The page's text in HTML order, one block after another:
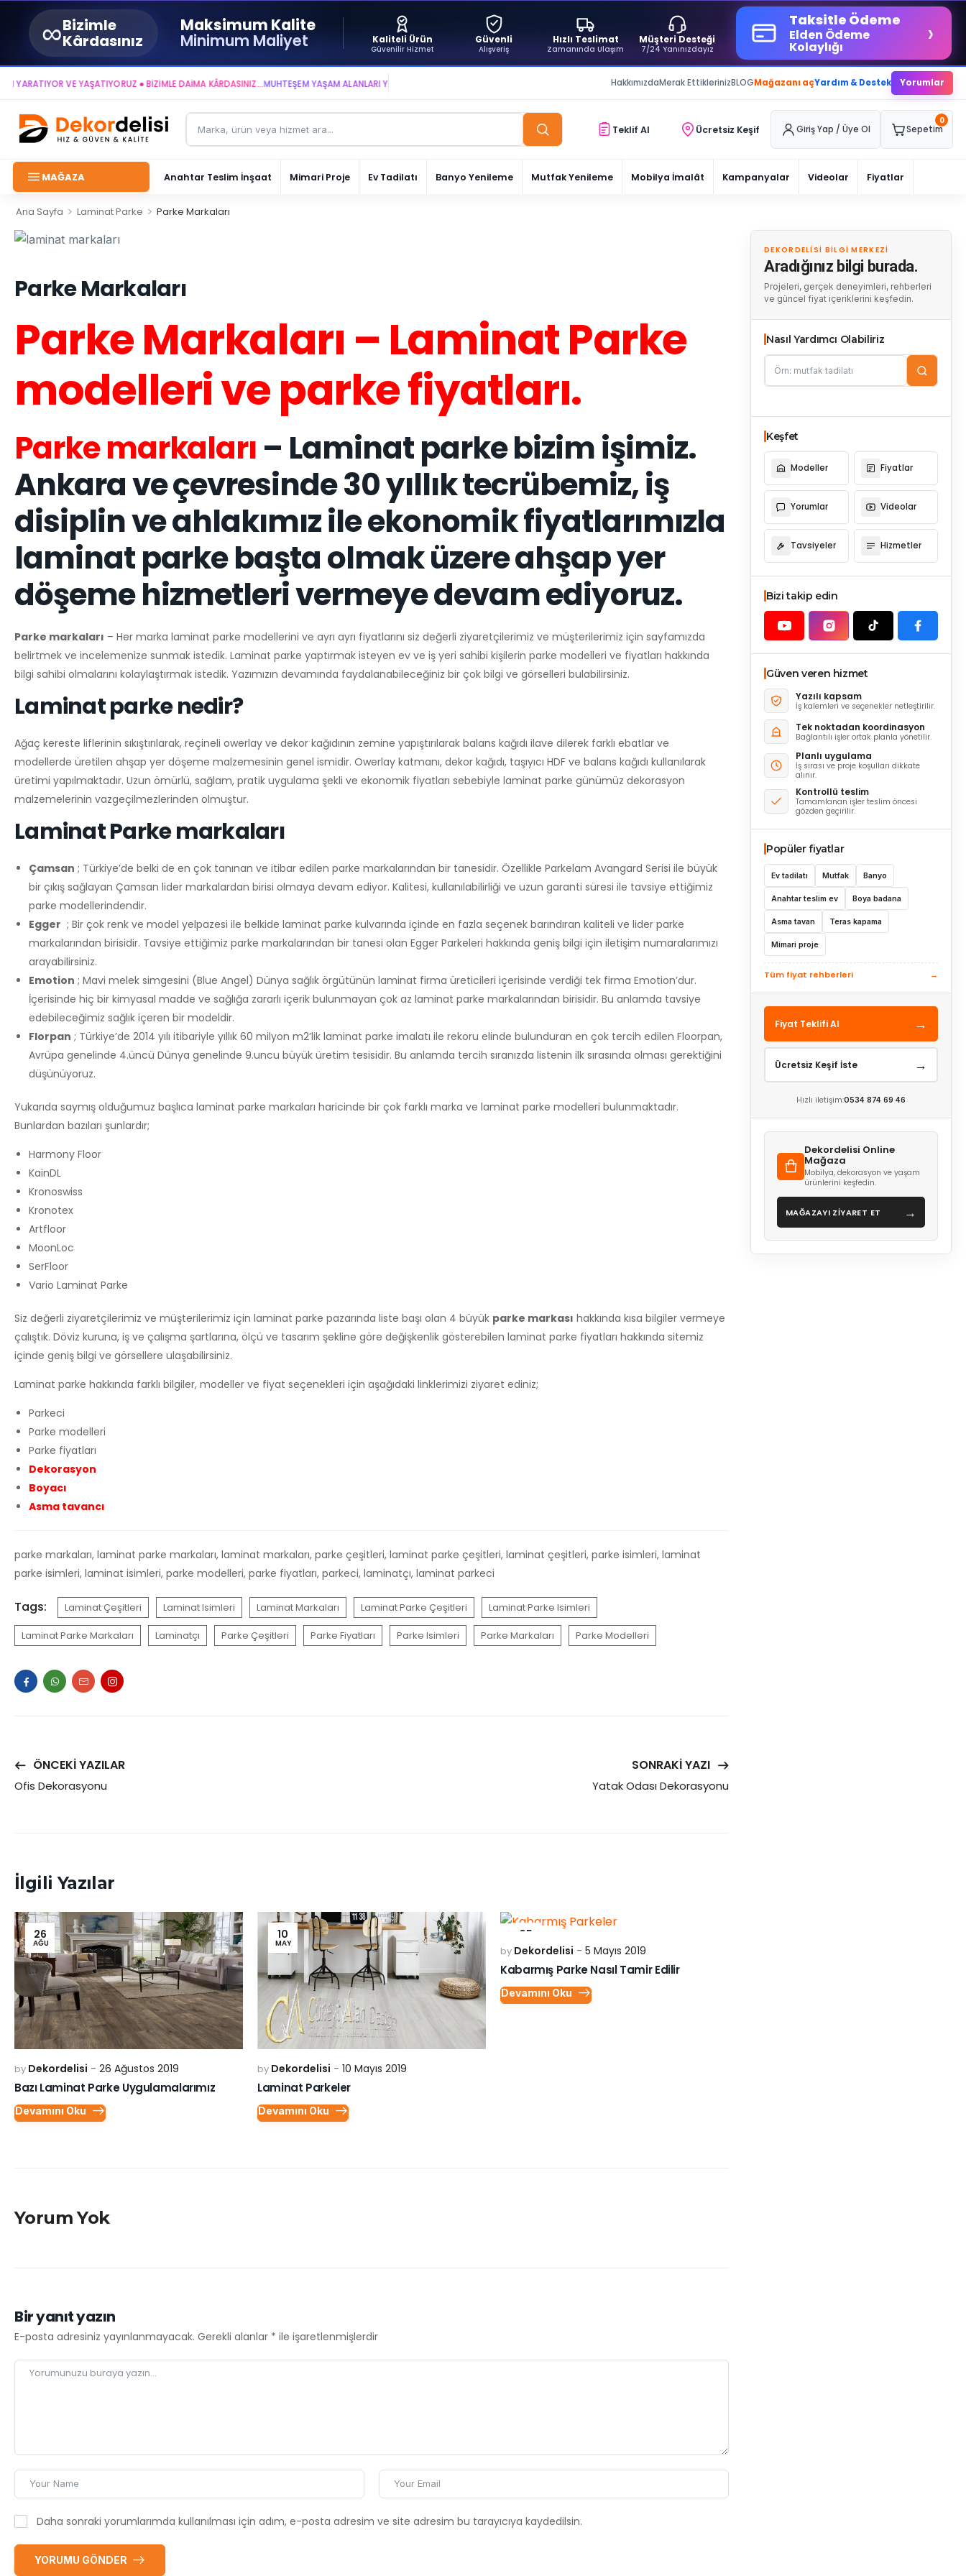
∞Bizimle
Kârdasınız
Maksimum Kalite
Minimum Maliyet Kaliteli Ürün
Güvenilir Hizmet
Güvenli
Alışveriş
Hızlı Teslimat
Zamanında Ulaşım
Müşteri Desteği
7/24 Yanınızdayız
Taksitle Ödeme
Elden Ödeme
Kolaylığı ›
VE YAŞATIYORUZ ● BİZİMLE DAİMA KÂRDASINIZ...MUHTEŞEM YAŞAM ALANLARI YARATIYOR VE YAŞATIYORUZ ● BİZİMLE DAİMA KÂRDASINIZ...HakkımızdaMerak EttiklerinizBLOGMağazanı açYardım & Destek Yorumlar
Teklif Al Ücretsiz Keşif Giriş Yap / Üye Ol
0
Sepetim
MAĞAZA Anahtar Teslim İnşaat Mimari Proje Ev Tadilatı Banyo Yenileme Mutfak Yenileme Mobilya İmalât Kampanyalar Videolar Fiyatlar
Ana Sayfa > Laminat Parke > Parke Markaları
DEKORDELISI BILGI MERKEZI
Aradığınız bilgi burada.
Projeleri, gerçek deneyimleri, rehberleri
ve güncel fiyat içeriklerini keşfedin.
Nasıl Yardımcı Olabiliriz
Keşfet
Modeller Fiyatlar
Yorumlar Videolar
Tavsiyeler Hizmetler
Bizi takip edin
Güven veren hizmet
Yazılı kapsam
İş kalemleri ve seçenekler netleştirilir.
Tek noktadan koordinasyon
Bağlantılı işler ortak planla yönetilir.
Planlı uygulama
İş sırası ve proje koşulları dikkate
alınır.
Kontrollü teslim
Tamamlanan işler teslim öncesi
gözden geçirilir.
Popüler fiyatlar
Ev tadilatı Mutfak Banyo
Anahtar teslim ev Boya badana
Asma tavan Teras kapama
Mimari proje
Tüm fiyat rehberleri →
Fiyat Teklifi Al →
Ücretsiz Keşif İste →
Hızlı iletişim:0534 874 69 46
Dekordelisi Online
Mağaza
Mobilya, dekorasyon ve yaşam
ürünlerini keşfedin.
MAĞAZAYI ZİYARET ET →
Parke Markaları
Parke Markaları – Laminat Parke
modelleri ve parke fiyatları.
Parke markaları – Laminat parke bizim işimiz.
Ankara ve çevresinde 30 yıllık tecrübemiz, iş
disiplin ve ahlakımız ile ekonomik fiyatlarımızla
laminat parke başta olmak üzere ahşap yer
döşeme hizmetleri vermeye devam ediyoruz.
Parke markaları – Her marka laminat parke modellerini ve ayrı ayrı fiyatlarını siz değerli ziyaretçilerimiz ve müşterilerimiz için sayfamızda
belirtmek ve incelemenize sunmak istedik. Laminat parke yaptırmak isteyen ev ve iş yeri sahibi kişilerin parke modelleri ve fiyatları hakkında
bilgi sahibi olmalarını kolaylaştırmak istedik. Yazımızın devamında faydalanabileceğiniz bir çok bilgi ve görselleri bulabilirsiniz.
Laminat parke nedir?
Ağaç kereste liflerinin sıkıştırılarak, reçineli owerlay ve dekor kağıdının zemine yapıştırılarak balans kağıdı ilave dilerek farklı ebatlar ve
modellerde üretilen ahşap yer döşeme malzemesinin genel ismidir. Owerlay katmanı, dekor kağıdı, taşıyıcı HDF ve balans kağıdı kullanılarak
üretimi yapılmaktadır. Uzun ömürlü, sağlam, pratik uygulama şekli ve ekonomik fiyatları sebebiyle laminat parke günümüz dekorasyon
malzemelerinin vazgeçilmezlerinden olmuştur.
Laminat Parke markaları
Çamsan ; Türkiye’de belki de en çok tanınan ve itibar edilen parke markalarından bir tanesidir. Özellikle Parkelam Avangard Serisi ile büyük
bir çıkış sağlayan Çamsan lider markalardan birisi olmaya devam ediyor. Kalitesi, kullanılabilirliği ve uzun garanti süresi ile tavsiye ettiğimiz
parke modellerindendir.
Egger ; Bir çok renk ve model yelpazesi ile belkide laminat parke kulvarında içinde en fazla seçenek barındıran kaliteli ve lider parke
markalarından birisidir. Tavsiye ettiğimiz parke markalarından bir tanesi olan Egger Parkeleri hakkında geniş bilgi için iletişim numaralarımızı
arayabilirsiniz.
Emotion ; Mavi melek simgesini (Blue Angel) Dünya sağlık örgütünün laminat firma üreticileri içerisinde verdiği tek firma Emotion’dur.
İçerisinde hiç bir kimyasal madde ve sağlığa zararlı içerik bulunmayan çok az laminat parke markalarından birisidir. Bu anlamda tavsiye
edebileceğimiz sağlık içeren bir modeldir.
Florpan ; Türkiye’de 2014 yılı itibariyle yıllık 60 milyon m2’lik laminat parke imalatı ile rekoru elinde bulunduran en çok tercih edilen Floorpan,
Avrüpa genelinde 4.üncü Dünya genelinde 9.uncu büyük üretim tesisidir. Bu anlamda tercih sıranızda listenin ilk sırasında olması gerektiğini
düşünüyoruz.
Yukarıda saymış olduğumuz başlıca laminat parke markaları haricinde bir çok farklı marka ve laminat parke modelleri bulunmaktadır.
Bunlardan bazıları şunlardır;
Harmony Floor
KainDL
Kronoswiss
Kronotex
Artfloor
MoonLoc
SerFloor
Vario Laminat Parke
Siz değerli ziyaretçilerimiz ve müşterilerimiz için laminat parke pazarında liste başı olan 4 büyük parke markası hakkında kısa bilgiler vermeye
çalıştık. Döviz kuruna, iş ve çalışma şartlarına, ölçü ve tasarım şekline göre değişkenlik gösterebilen laminat parke fiyatları hakkında sitemiz
içinde geniş bilgi ve görsellere ulaşabilirsiniz.
Laminat parke hakkında farklı bilgiler, modeller ve fiyat seçenekleri için aşağıdaki linklerimizi ziyaret ediniz;
Parkeci
Parke modelleri
Parke fiyatları
Dekorasyon
Boyacı
Asma tavancı
parke markaları, laminat parke markaları, laminat markaları, parke çeşitleri, laminat parke çeşitleri, laminat çeşitleri, parke isimleri, laminat
parke isimleri, laminat isimleri, parke modelleri, parke fiyatları, parkeci, laminatçı, laminat parkeci
Tags: Laminat Çeşitleri Laminat Isimleri Laminat Markaları Laminat Parke Çeşitleri Laminat Parke Isimleri
Laminat Parke Markaları Laminatçı Parke Çeşitleri Parke Fiyatları Parke Isimleri Parke Markaları Parke Modelleri
ÖNCEKI YAZILAR
Ofis Dekorasyonu
SONRAKI YAZI
Yatak Odası Dekorasyonu
İlgili Yazılar
26
AĞU
by Dekordelisi 26 Ağustos 2019
Bazı Laminat Parke Uygulamalarımız
Devamını Oku
10
MAY
by Dekordelisi 10 Mayıs 2019
Laminat Parkeler
Devamını Oku
05
by Dekordelisi 5 Mayıs 2019
Kabarmış Parke Nasıl Tamir Edilir
Devamını Oku
Yorum Yok
Bir yanıt yazın
E-posta adresiniz yayınlanmayacak. Gerekli alanlar * ile işaretlenmişlerdir
Daha sonraki yorumlarımda kullanılması için adım, e-posta adresim ve site adresim bu tarayıcıya kaydedilsin.
YORUMU GÖNDER